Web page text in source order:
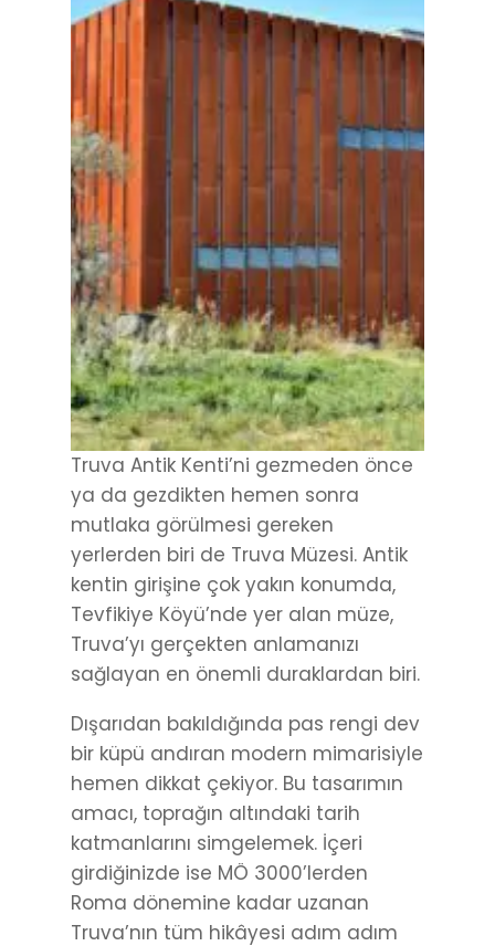
Truva Antik Kenti’ni gezmeden önce
ya da gezdikten hemen sonra
mutlaka görülmesi gereken
yerlerden biri de Truva Müzesi. Antik
kentin girişine çok yakın konumda,
Tevfikiye Köyü’nde yer alan müze,
Truva’yı gerçekten anlamanızı
sağlayan en önemli duraklardan biri.
Dışarıdan bakıldığında pas rengi dev
bir küpü andıran modern mimarisiyle
hemen dikkat çekiyor. Bu tasarımın
amacı, toprağın altındaki tarih
katmanlarını simgelemek. İçeri
girdiğinizde ise MÖ 3000’lerden
Roma dönemine kadar uzanan
Truva’nın tüm hikâyesi adım adım